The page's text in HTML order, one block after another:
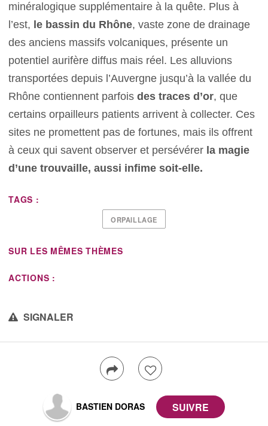
minéralogique supplémentaire à la quête. Plus à
l’est, le bassin du Rhône, vaste zone de drainage
des anciens massifs volcaniques, présente un
potentiel aurifère diffus mais réel. Les alluvions
transportées depuis l’Auvergne jusqu’à la vallée du
Rhône contiennent parfoisdes traces d’or, que
certains orpailleurs patients arrivent à collecter. Ces
sites ne promettent pas de fortunes, mais ils offrent
à ceux qui savent observer et persévérer la magie
d’une trouvaille, aussi infime soit-elle.
TAGS :
ORPAILLAGE
SUR LES MÊMES THÈMES
ACTIONS :
SIGNALER
BASTIEN DORAS